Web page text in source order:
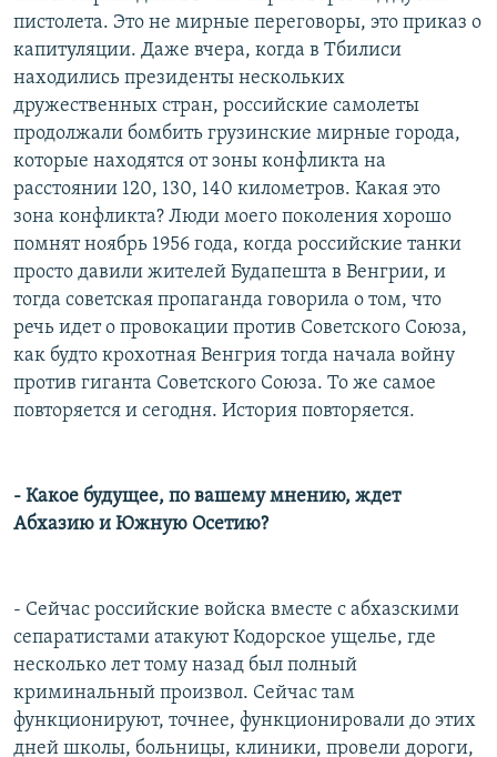
пистолета. Это не мирные переговоры, это приказ о
капитуляции. Даже вчера, когда в Тбилиси
находились президенты нескольких
дружественных стран, российские самолеты
продолжали бомбить грузинские мирные города,
которые находятся от зоны конфликта на
расстоянии 120, 130, 140 километров. Какая это
зона конфликта? Люди моего поколения хорошо
помнят ноябрь 1956 года, когда российские танки
просто давили жителей Будапешта в Венгрии, и
тогда советская пропаганда говорила о том, что
речь идет о провокации против Советского Союза,
как будто крохотная Венгрия тогда начала войну
против гиганта Советского Союза. То же самое
повторяется и сегодня. История повторяется.
- Какое будущее, по вашему мнению, ждет
Абхазию и Южную Осетию?
- Сейчас российские войска вместе с абхазскими
сепаратистами атакуют Кодорское ущелье, где
несколько лет тому назад был полный
криминальный произвол. Сейчас там
функционируют, точнее, функционировали до этих
дней школы, больницы, клиники, провели дороги,